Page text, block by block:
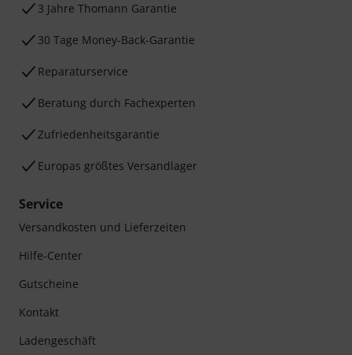
3 Jahre Thomann Garantie
30 Tage Money-Back-Garantie
Reparaturservice
Beratung durch Fachexperten
Zufriedenheitsgarantie
Europas größtes Versandlager
Service
Versandkosten und Lieferzeiten
Hilfe-Center
Gutscheine
Kontakt
Ladengeschäft